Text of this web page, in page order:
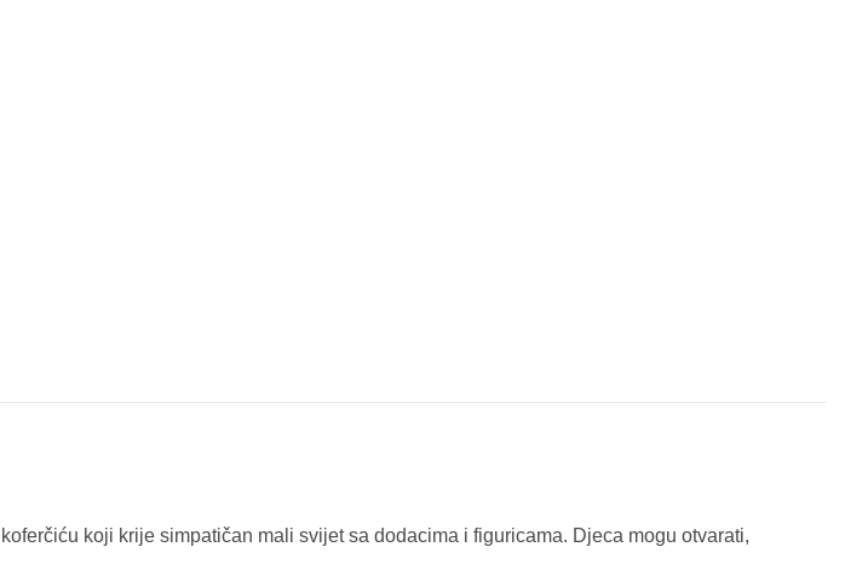
koji krije simpatičan mali svijet sa dodacima i figuricama. Djeca mogu otvarati,